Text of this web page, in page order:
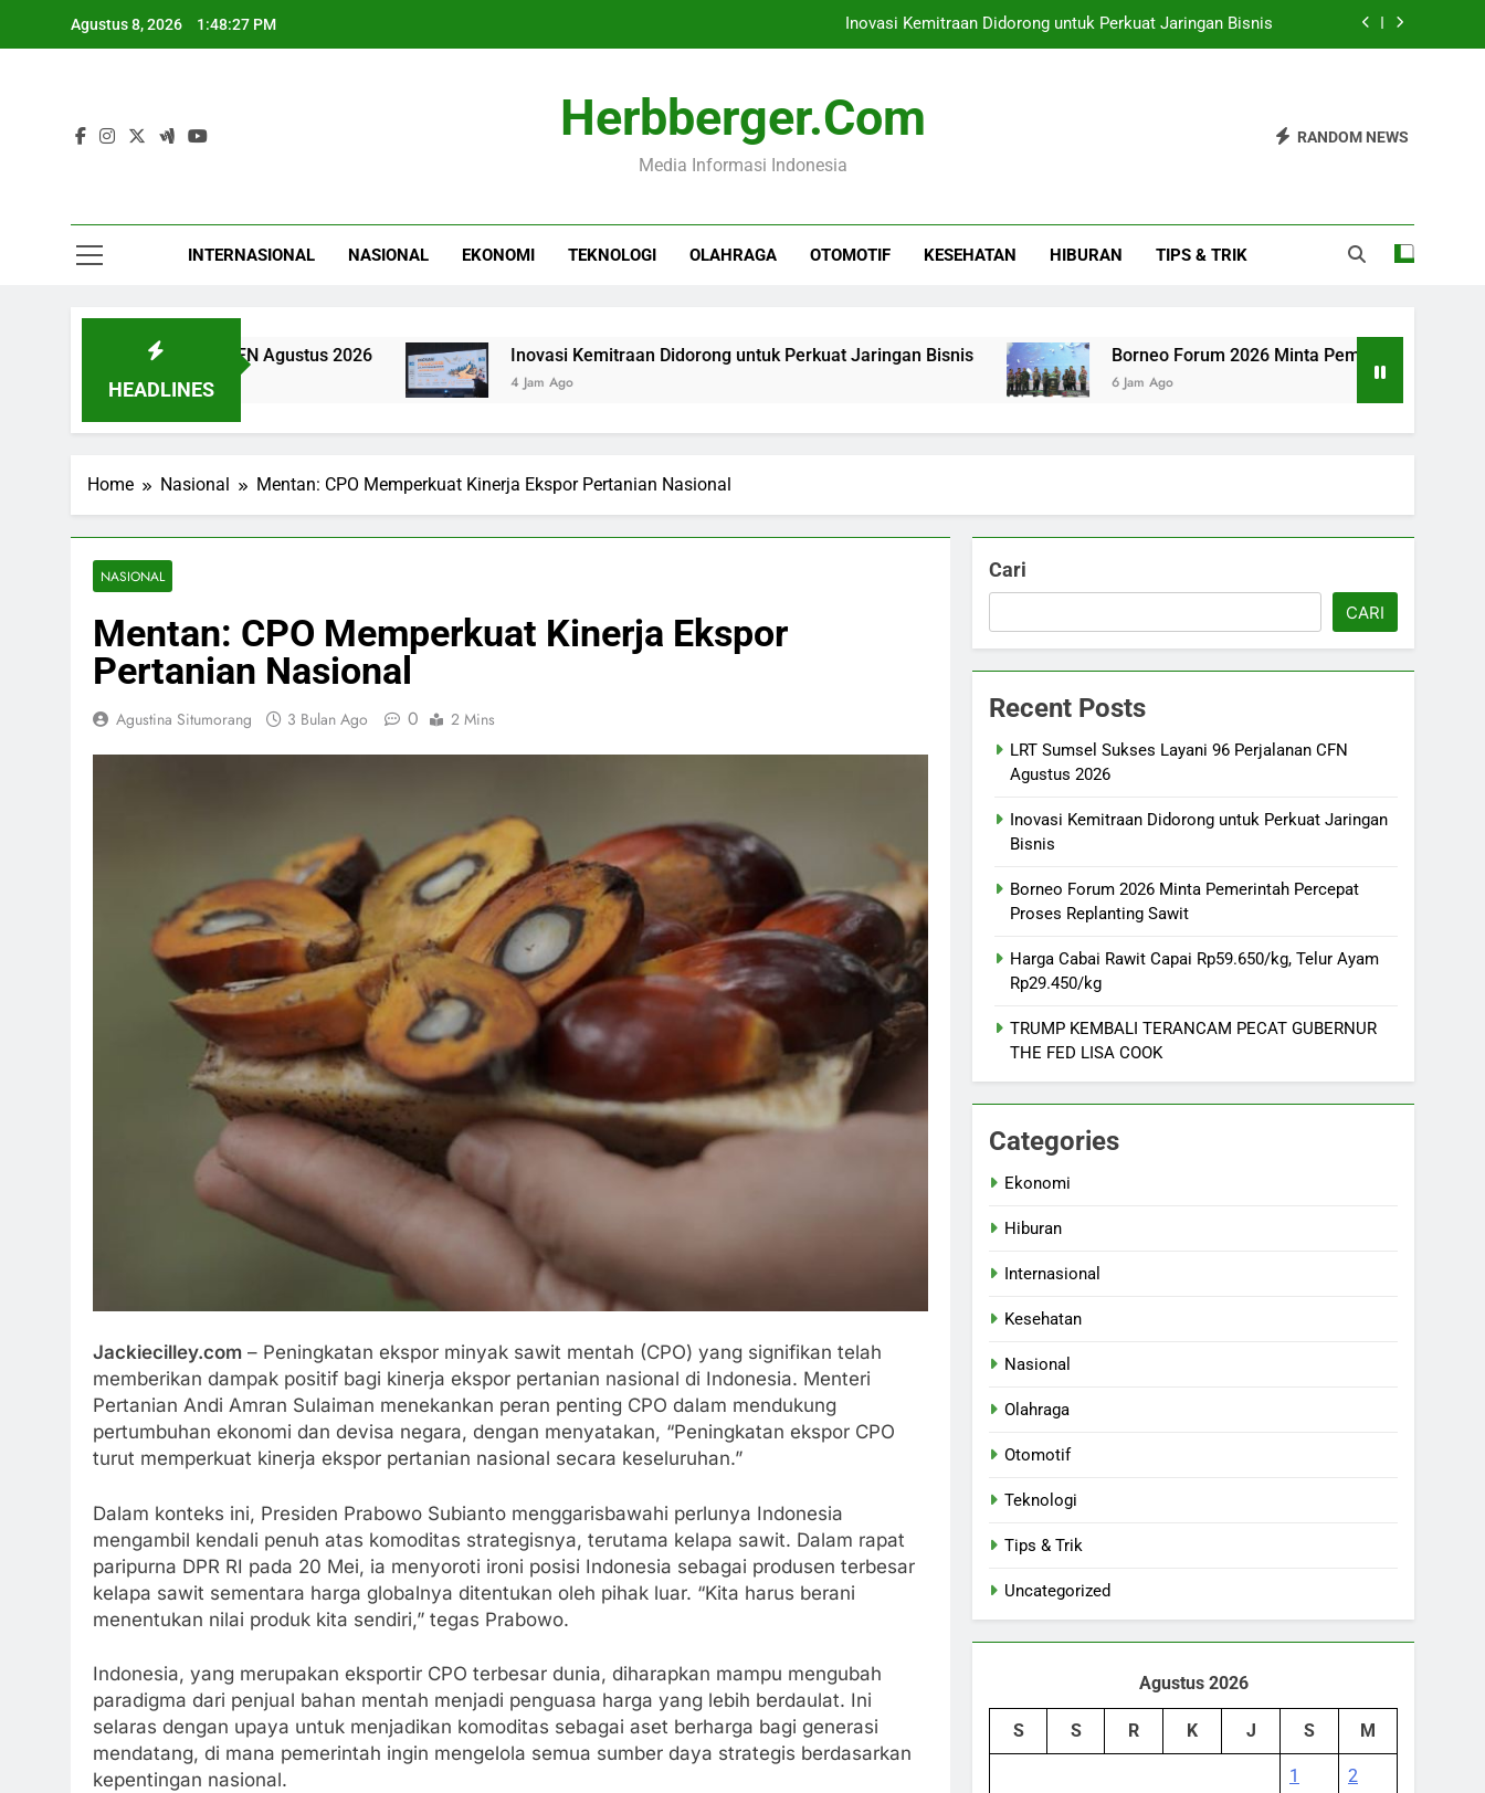
Agustus 8, 2026 1:48:28 PM Inovasi Kemitraan Didorong untuk Perkuat Jaringan Bisnis
Harga Cabai Rawit Capai Rp59.650/kg, Telur Ayam Rp29.450/kg
LRT Sumsel Sukses Layani 96 Perjalanan CFN Agustus 2026
Borneo Forum 2026 Minta Pemerintah Percepat Proses Replanting Sawit
Herbberger.com
Media Informasi Indonesia
RANDOM NEWS
INTERNASIONAL NASIONAL EKONOMI TEKNOLOGI OLAHRAGA OTOMOTIF KESEHATAN HIBURAN TIPS & TRIK
HEADLINES
96 Perjalanan CFN Agustus 2026 Inovasi Kemitraan Didorong untuk Perkuat Jaringan Bisnis
4 Jam Ago
Borneo Forum 2026 Minta Pemerintah Percepat Proses
6 Jam Ago
Home Nasional Mentan: CPO Memperkuat Kinerja Ekspor Pertanian Nasional
NASIONAL
Mentan: CPO Memperkuat Kinerja Ekspor
Pertanian Nasional
Agustina Situmorang 3 Bulan Ago 0 2 Mins
Jackiecilley.com – Peningkatan ekspor minyak sawit mentah (CPO) yang signifikan telah
memberikan dampak positif bagi kinerja ekspor pertanian nasional di Indonesia. Menteri
Pertanian Andi Amran Sulaiman menekankan peran penting CPO dalam mendukung
pertumbuhan ekonomi dan devisa negara, dengan menyatakan, “Peningkatan ekspor CPO
turut memperkuat kinerja ekspor pertanian nasional secara keseluruhan.”
Dalam konteks ini, Presiden Prabowo Subianto menggarisbawahi perlunya Indonesia
mengambil kendali penuh atas komoditas strategisnya, terutama kelapa sawit. Dalam rapat
paripurna DPR RI pada 20 Mei, ia menyoroti ironi posisi Indonesia sebagai produsen terbesar
kelapa sawit sementara harga globalnya ditentukan oleh pihak luar. “Kita harus berani
menentukan nilai produk kita sendiri,” tegas Prabowo.
Indonesia, yang merupakan eksportir CPO terbesar dunia, diharapkan mampu mengubah
paradigma dari penjual bahan mentah menjadi penguasa harga yang lebih berdaulat. Ini
selaras dengan upaya untuk menjadikan komoditas sebagai aset berharga bagi generasi
mendatang, di mana pemerintah ingin mengelola semua sumber daya strategis berdasarkan
kepentingan nasional.
Cari
CARI
Recent Posts
LRT Sumsel Sukses Layani 96 Perjalanan CFN
Agustus 2026
Inovasi Kemitraan Didorong untuk Perkuat Jaringan
Bisnis
Borneo Forum 2026 Minta Pemerintah Percepat
Proses Replanting Sawit
Harga Cabai Rawit Capai Rp59.650/kg, Telur Ayam
Rp29.450/kg
TRUMP KEMBALI TERANCAM PECAT GUBERNUR
THE FED LISA COOK
Categories
Ekonomi
Hiburan
Internasional
Kesehatan
Nasional
Olahraga
Otomotif
Teknologi
Tips & Trik
Uncategorized
Agustus 2026
S S R K J S M
1 2